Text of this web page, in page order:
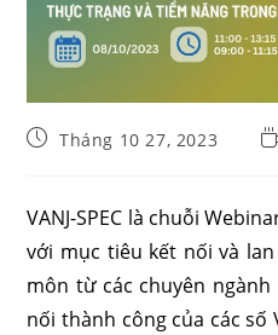
PostTháng 10 27, 2023
VANJ-SPEC là chuỗi
với mục tiêu kết nối và
môn từ các chuyên ngành
nối thành công của các số